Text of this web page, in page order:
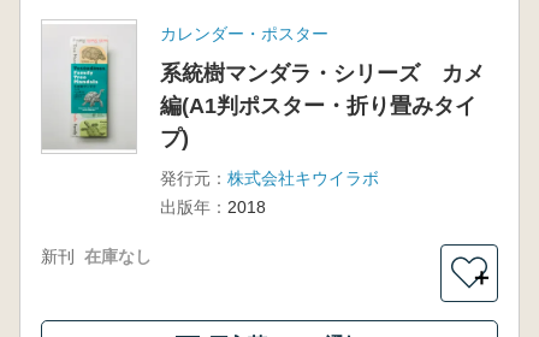
カレンダー・ポスター
系統樹マンダラ・シリーズ カメ
編(A1判ポスター・折り畳みタイ
プ)
発行元： 株式会社キウイラボ
出版年： 2018
新刊 在庫なし
＋